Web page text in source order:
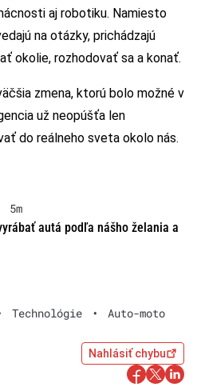
aj robotiku. Namiesto
na otázky, prichádzajú
okolie, rozhodovať sa a konať.
zmena, ktorú bolo možné v
už neopúšťa len
do reálneho sveta okolo nás.
5m
autá podľa nášho želania a
Technológie • Auto-moto
Nahlásiť chybu